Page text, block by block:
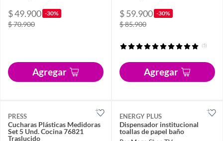
$ 49.900 -30%
$ 70.900
Agregar
$ 59.900 -30%
$ 85.900
(5)
Agregar
PRESS
Cucharas Plásticas Medidoras
Set 5 Und. Cocina 76821
Traslucido
ENERGY PLUS
Dispensador institucional
toallas de papel baño